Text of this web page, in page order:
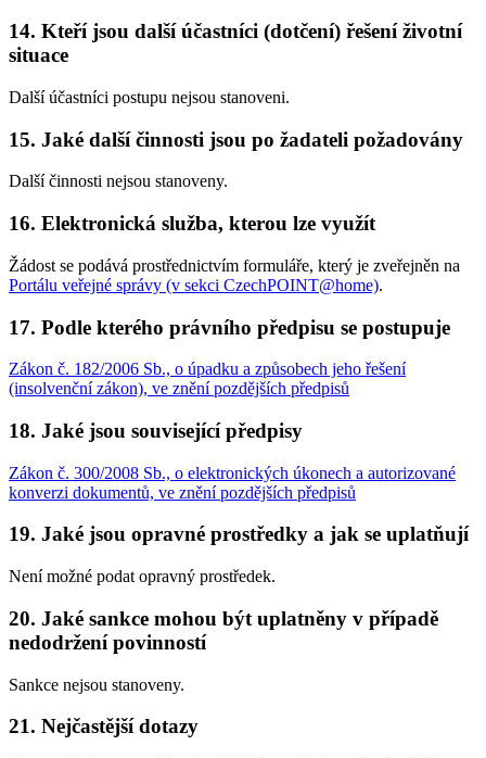
14. Kteří jsou další účastníci (dotčení) řešení životní
situace
Další účastníci postupu nejsou stanoveni.
15. Jaké další činnosti jsou po žadateli požadovány
Další činnosti nejsou stanoveny.
16. Elektronická služba, kterou lze využít
Žádost se podává prostřednictvím formuláře, který je zveřejněn na
Portálu veřejné správy (v sekci CzechPOINT@home).
17. Podle kterého právního předpisu se postupuje
Zákon č. 182/2006 Sb., o úpadku a způsobech jeho řešení
(insolvenční zákon), ve znění pozdějších předpisů
18. Jaké jsou související předpisy
Zákon č. 300/2008 Sb., o elektronických úkonech a autorizované
konverzi dokumentů, ve znění pozdějších předpisů
19. Jaké jsou opravné prostředky a jak se uplatňují
Není možné podat opravný prostředek.
20. Jaké sankce mohou být uplatněny v případě
nedodržení povinností
Sankce nejsou stanoveny.
21. Nejčastější dotazy